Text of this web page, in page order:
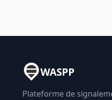
WASPP
Plateforme de